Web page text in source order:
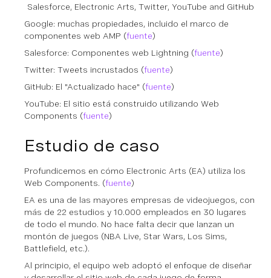
Salesforce, Electronic Arts, Twitter, YouTube and GitHub
Google: muchas propiedades, incluido el marco de
componentes web AMP (fuente)
Salesforce: Componentes web Lightning (fuente)
Twitter: Tweets incrustados (fuente)
GitHub: El "Actualizado hace" (fuente)
YouTube: El sitio está construido utilizando Web
Components (fuente)
Estudio de caso
Profundicemos en cómo Electronic Arts (EA) utiliza los
Web Components. (fuente)
EA es una de las mayores empresas de videojuegos, con
más de 22 estudios y 10.000 empleados en 30 lugares
de todo el mundo. No hace falta decir que lanzan un
montón de juegos (NBA Live, Star Wars, Los Sims,
Battlefield, etc.).
Al principio, el equipo web adoptó el enfoque de diseñar